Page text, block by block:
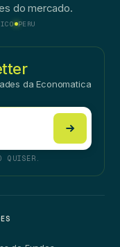
do mercado.
PERU
da Economatica
QUISER.